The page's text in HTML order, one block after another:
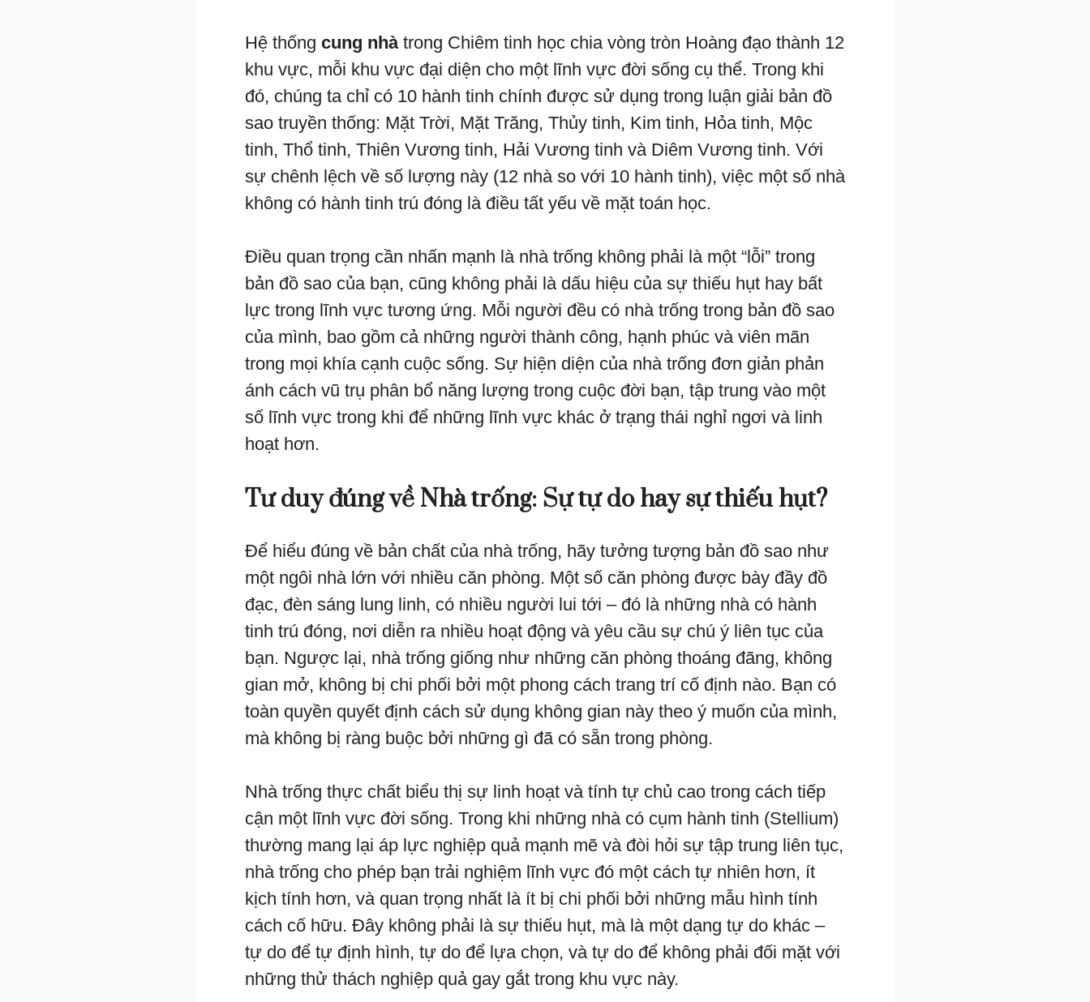
Hệ thống cung nhàtrong Chiêm tinh học chia vòng tròn Hoàng đạo thành 12
khu vực, mỗi khu vực đại diện cho một lĩnh vực đời sống cụ thể. Trong khi
đó, chúng ta chỉ có 10 hành tinh chính được sử dụng trong luận giải bản đồ
sao truyền thống: Mặt Trời, Mặt Trăng, Thủy tinh, Kim tinh, Hỏa tinh, Mộc
tinh, Thổ tinh, Thiên Vương tinh, Hải Vương tinh và Diêm Vương tinh. Với
sự chênh lệch về số lượng này (12 nhà so với 10 hành tinh), việc một số nhà
không có hành tinh trú đóng là điều tất yếu về mặt toán học.
Điều quan trọng cần nhấn mạnh là nhà trống không phải là một “lỗi” trong
bản đồ sao của bạn, cũng không phải là dấu hiệu của sự thiếu hụt hay bất
lực trong lĩnh vực tương ứng. Mỗi người đều có nhà trống trong bản đồ sao
của mình, bao gồm cả những người thành công, hạnh phúc và viên mãn
trong mọi khía cạnh cuộc sống. Sự hiện diện của nhà trống đơn giản phản
ánh cách vũ trụ phân bổ năng lượng trong cuộc đời bạn, tập trung vào một
số lĩnh vực trong khi để những lĩnh vực khác ở trạng thái nghỉ ngơi và linh
hoạt hơn.
Tư duy đúng về Nhà trống: Sự tự do hay sự thiếu hụt?
Để hiểu đúng về bản chất của nhà trống, hãy tưởng tượng bản đồ sao như
một ngôi nhà lớn với nhiều căn phòng. Một số căn phòng được bày đầy đồ
đạc, đèn sáng lung linh, có nhiều người lui tới – đó là những nhà có hành
tinh trú đóng, nơi diễn ra nhiều hoạt động và yêu cầu sự chú ý liên tục của
bạn. Ngược lại, nhà trống giống như những căn phòng thoáng đãng, không
gian mở, không bị chi phối bởi một phong cách trang trí cố định nào. Bạn có
toàn quyền quyết định cách sử dụng không gian này theo ý muốn của mình,
mà không bị ràng buộc bởi những gì đã có sẵn trong phòng.
Nhà trống thực chất biểu thị sự linh hoạt và tính tự chủ cao trong cách tiếp
cận một lĩnh vực đời sống. Trong khi những nhà có cụm hành tinh (Stellium)
thường mang lại áp lực nghiệp quả mạnh mẽ và đòi hỏi sự tập trung liên tục,
nhà trống cho phép bạn trải nghiệm lĩnh vực đó một cách tự nhiên hơn, ít
kịch tính hơn, và quan trọng nhất là ít bị chi phối bởi những mẫu hình tính
cách cố hữu. Đây không phải là sự thiếu hụt, mà là một dạng tự do khác –
tự do để tự định hình, tự do để lựa chọn, và tự do để không phải đối mặt với
những thử thách nghiệp quả gay gắt trong khu vực này.